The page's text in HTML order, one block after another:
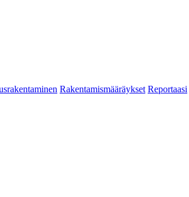
Rakentamismääräykset Reportaasi